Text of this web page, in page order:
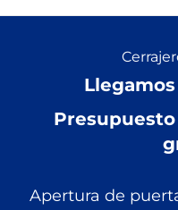
Apertura de